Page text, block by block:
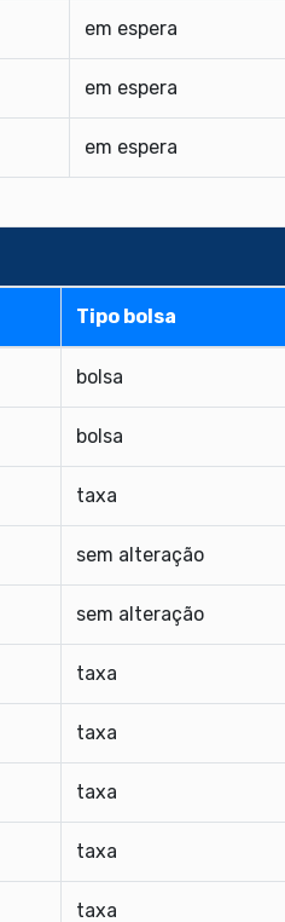
em espera
em espera
em espera
Tipo bolsa
bolsa
bolsa
taxa
sem alteração
sem alteração
taxa
taxa
taxa
taxa
taxa